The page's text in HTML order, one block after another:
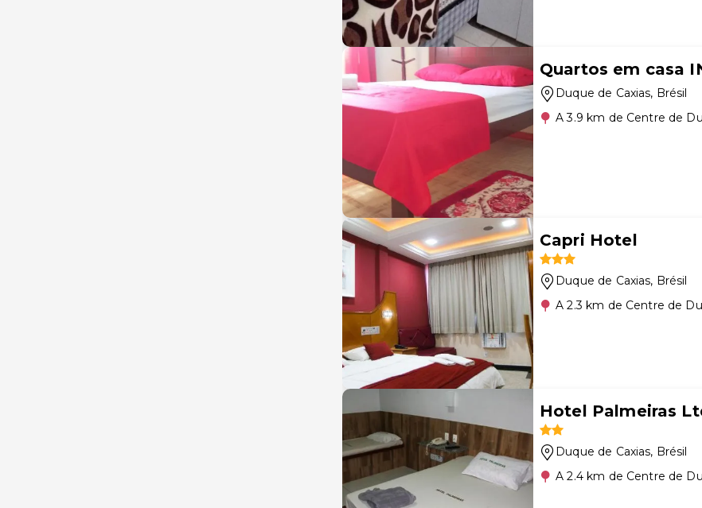
Quartos em casa
Duque de Caxias, Brésil
A 3.9 km de Centre de
Capri Hotel
Duque de Caxias, Brésil
A 2.3 km de Centre de
Hotel Palmeiras
Duque de Caxias, Brésil
A 2.4 km de Centre de